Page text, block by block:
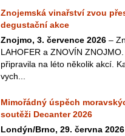
Znojemská vinařství zvou
degustační akce
Znojmo, 3. července 2026 –
LAHOFER a ZNOVÍN
připravila na léto několik akcí.
vych...
Mimořádný úspěch
soutěži Decanter 2026
Londýn/Brno, 29. června 2026